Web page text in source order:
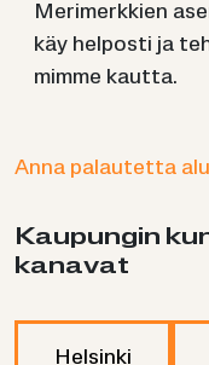
Me­ri­merk­kien
käy hel­pos­ti ja
mim­me kaut­ta.
Anna palautetta
Kau­pun­gin
ka­na­vat
Helsinki